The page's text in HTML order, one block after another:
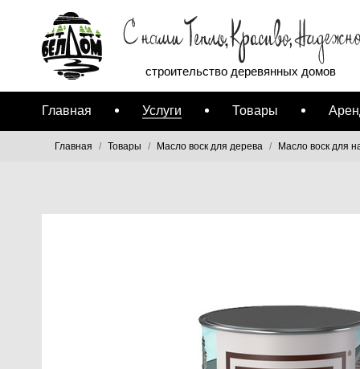
строительство деревянных домов
Главная Услуги Товары
Главная Товары Масло воск для дерева Масло воск для